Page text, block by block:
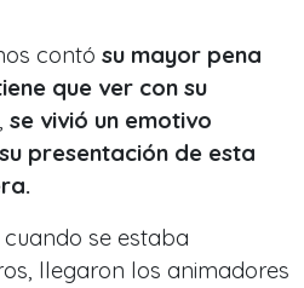
contó su mayor pena
que ver con su
se vivió un emotivo
presentación de esta
se estaba
llegaron los animadores